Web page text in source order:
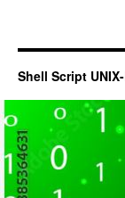
Shell Script